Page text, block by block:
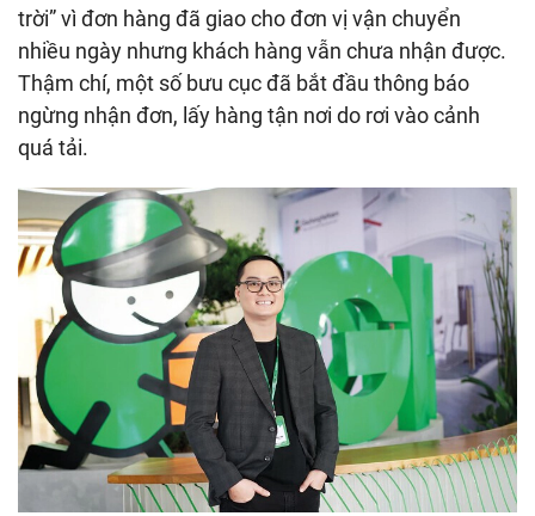
trời” vì đơn hàng đã giao cho đơn vị vận chuyển
nhiều ngày nhưng khách hàng vẫn chưa nhận được.
Thậm chí, một số bưu cục đã bắt đầu thông báo
ngừng nhận đơn, lấy hàng tận nơi do rơi vào cảnh
quá tải.